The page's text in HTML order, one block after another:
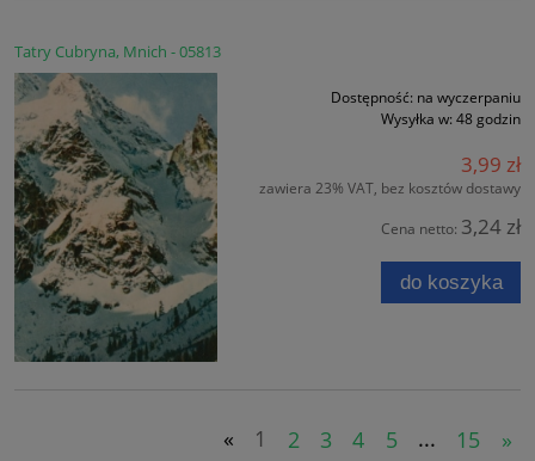
Tatry Cubryna, Mnich - 05813
Dostępność: na wyczerpaniu
Wysyłka w: 48 godzin
3,99 zł
zawiera 23% VAT, bez kosztów dostawy
Cena netto: 3,24 zł
do koszyka
« 1 2 3 4 5 ... 15 »